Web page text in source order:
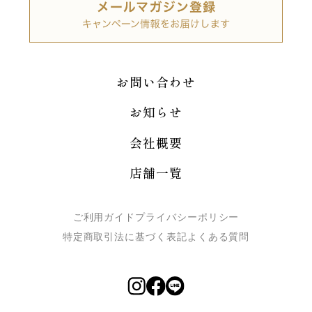
お問い合わせ
お知らせ
会社概要
店舗一覧
ご利用ガイド プライバシーポリシー
特定商取引法に基づく表記よくある質問